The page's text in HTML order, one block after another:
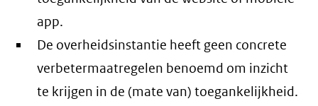
app.
De overheidsinstantie heeft geen concrete
verbetermaatregelen benoemd om inzicht
te krijgen in de (mate van) toegankelijkheid.